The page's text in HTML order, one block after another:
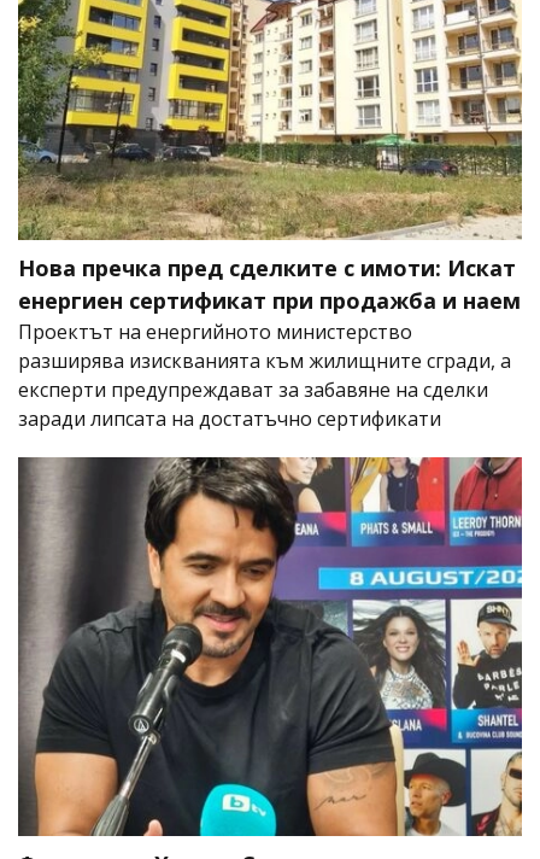
Нова пречка пред сделките с имоти: Искат
енергиен сертификат при продажба и наем
Проектът на енергийното министерство
разширява изискванията към жилищните сгради, а
експерти предупреждават за забавяне на сделки
заради липсата на достатъчно сертификати